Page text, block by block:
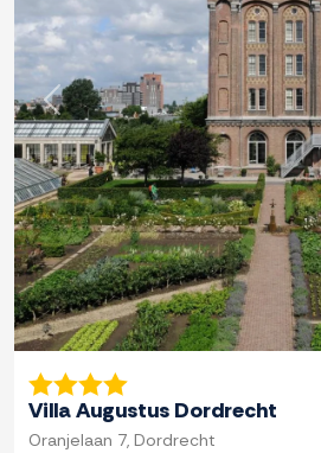
Zurück
Villa Augustus Dordrecht
Oranjelaan 7, Dordrecht